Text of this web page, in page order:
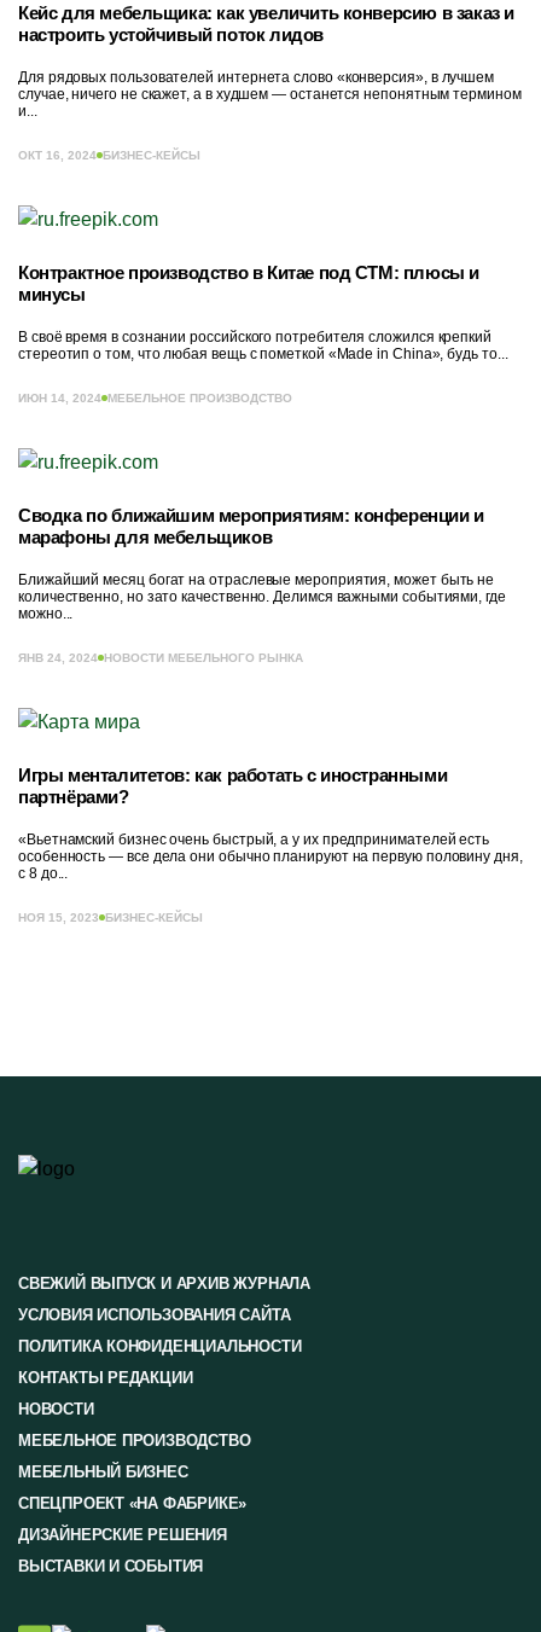
Кейс для мебельщика: как увеличить конверсию в заказ и
настроить устойчивый поток лидов
Для рядовых пользователей интернета слово «конверсия», в лучшем
случае, ничего не скажет, а в худшем — останется непонятным термином
и...
ОКТ 16, 2024 БИЗНЕС-КЕЙСЫ
Контрактное производство в Китае под СТМ: плюсы и
минусы
В своё время в сознании российского потребителя сложился крепкий
стереотип о том, что любая вещь с пометкой «Made in China», будь то...
ИЮН 14, 2024 МЕБЕЛЬНОЕ ПРОИЗВОДСТВО
Сводка по ближайшим мероприятиям: конференции и
марафоны для мебельщиков
Ближайший месяц богат на отраслевые мероприятия, может быть не
количественно, но зато качественно. Делимся важными событиями, где
можно...
ЯНВ 24, 2024 НОВОСТИ МЕБЕЛЬНОГО РЫНКА
Игры менталитетов: как работать с иностранными
партнёрами?
«Вьетнамский бизнес очень быстрый, а у их предпринимателей есть
особенность — все дела они обычно планируют на первую половину дня,
с 8 до...
НОЯ 15, 2023 БИЗНЕС-КЕЙСЫ
СВЕЖИЙ ВЫПУСК И АРХИВ ЖУРНАЛА
УСЛОВИЯ ИСПОЛЬЗОВАНИЯ САЙТА
ПОЛИТИКА КОНФИДЕНЦИАЛЬНОСТИ
КОНТАКТЫ РЕДАКЦИИ
НОВОСТИ
МЕБЕЛЬНОЕ ПРОИЗВОДСТВО
МЕБЕЛЬНЫЙ БИЗНЕС
СПЕЦПРОЕКТ «НА ФАБРИКЕ»
ДИЗАЙНЕРСКИЕ РЕШЕНИЯ
ВЫСТАВКИ И СОБЫТИЯ